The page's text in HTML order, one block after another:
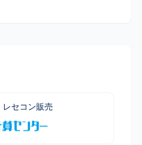
レセコン販売